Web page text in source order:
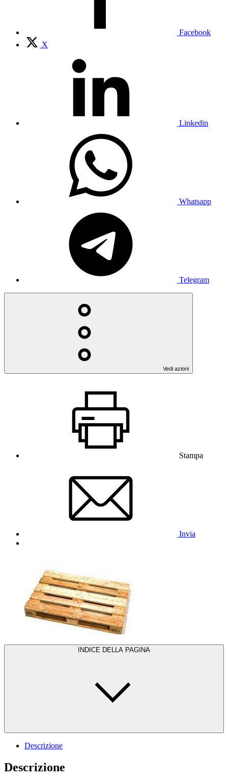
Facebook
X
Linkedin
Whatsapp
Telegram
Vedi azioni
Stampa
Invia
INDICE DELLA PAGINA
Descrizione
Descrizione